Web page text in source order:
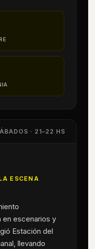
· 21–22 HS
ESCENA
en escenarios y
Estación del
llevando